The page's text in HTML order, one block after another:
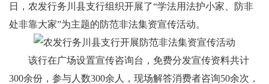
日，农发行务川县支行组织开展了“学法用法护小家、防非
处非靠大家”为主题的防范非法集资宣传活动。
该行在广场设置宣传咨询台，免费分发宣传资料共计
300余份，参与人数300余人，现场解答消费者咨询50余次，